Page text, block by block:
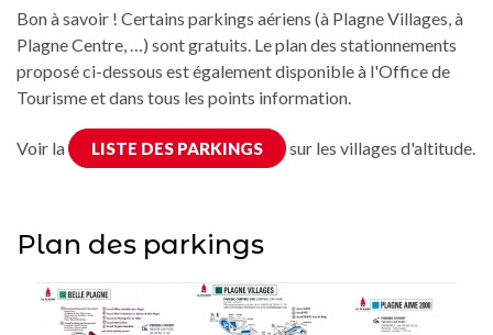
Bon à savoir ! Certains parkings aériens (à Plagne Villages, à
Plagne Centre, …) sont gratuits. Le plan des stationnements
proposé ci-dessous est également disponible à l'Office de
Tourisme et dans tous les points information.
Voir la LISTE DES PARKINGS sur les villages d'altitude.
Plan des parkings